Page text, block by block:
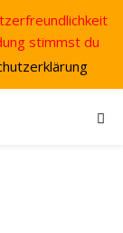
stimmst du